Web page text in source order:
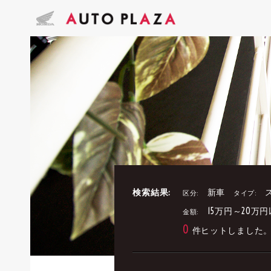
検索結果: 区分: 新車 タイプ:
金額: 15万円～20万
0 件ヒットしました。